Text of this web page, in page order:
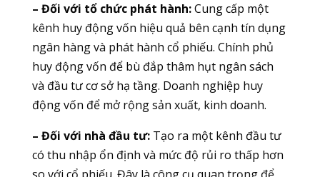
– Đối với tổ chức phát hành:Cung cấp một
kênh huy động vốn hiệu quả bên cạnh tín dụng
ngân hàng và phát hành cổ phiếu. Chính phủ
huy động vốn để bù đắp thâm hụt ngân sách
và đầu tư cơ sở hạ tầng. Doanh nghiệp huy
động vốn để mở rộng sản xuất, kinh doanh.
– Đối với nhà đầu tư:Tạo ra một kênh đầu tư
có thu nhập ổn định và mức độ rủi ro thấp hơn